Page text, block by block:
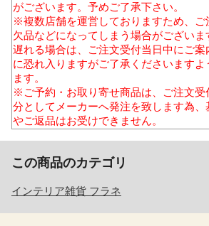
がございます。予めご了承下さい。
※複数店舗を運営しておりますため、ご
欠品などになってしまう場合がござい
遅れる場合は、ご注文受付当日中にご
に恐れ入りますがご了承くださいます
ます。
※ご予約・お取り寄せ商品は、ご注文受
分としてメーカーへ発注を致します為
やご返品はお受けできません。
この商品のカテゴリ
インテリア雑貨 フラネ